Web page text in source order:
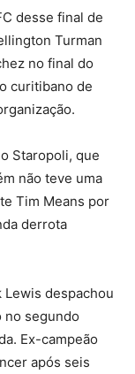
desse final de
Turman
no final do
curitibano de
Staropoli, que
não teve uma
Tim Means por
derrota
despachou
no segundo
Ex-campeão
após seis